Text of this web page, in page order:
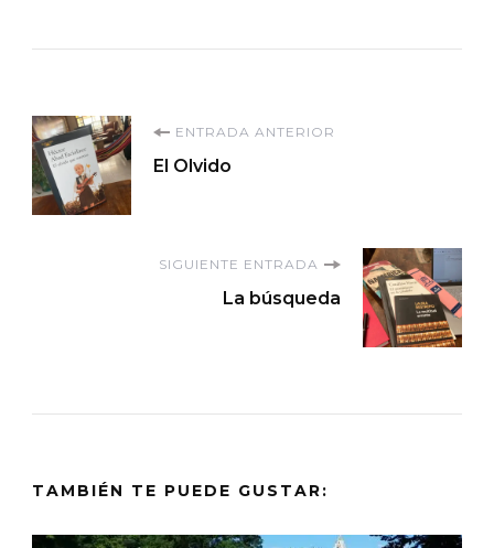
Navegación
de
entradas
ENTRADA ANTERIOR
El Olvido
SIGUIENTE ENTRADA
La búsqueda
TAMBIÉN TE PUEDE GUSTAR: